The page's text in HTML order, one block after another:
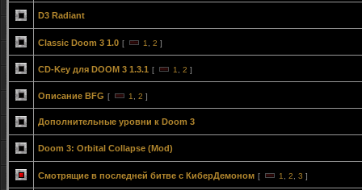
D3 Radiant
Classic Doom 3 1.0 [ 1 2 ]
CD-Key для DOOM 3 1.3.1 [ 1 2 ]
Описание BFG [ 1 2 ]
Дополнительные уровни к Doom 3
Doom 3: Orbital Collapse (Mod)
Смотрящие в последней битве с КиберДемоном [ 1 2 3 ]